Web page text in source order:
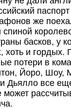
же
спиной
басков, у
хоть и
потери в
Йоро, Шоу,
Дьялло все
может